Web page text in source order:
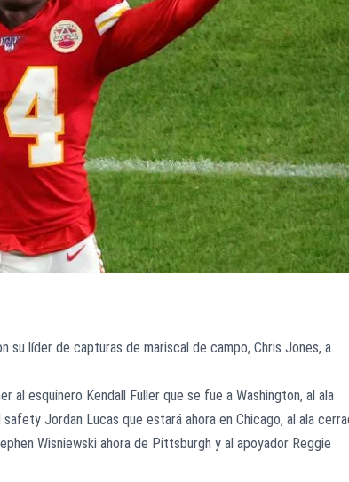
líder de capturas de mariscal de campo, Chris Jones, a
al esquinero Kendall Fuller que se fue a Washington, al ala
Jordan Lucas que estará ahora en Chicago, al ala
Wisniewski ahora de Pittsburgh y al apoyador Reggie